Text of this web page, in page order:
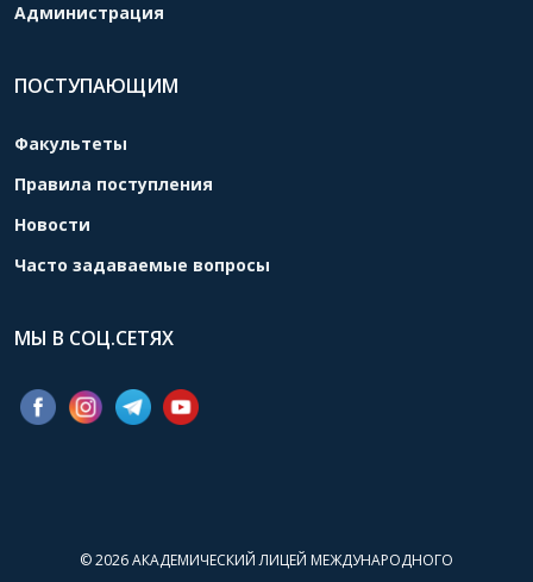
Администрация
ПОСТУПАЮЩИМ
Факультеты
Правила поступления
Новости
Часто задаваемые вопросы
МЫ В СОЦ.СЕТЯХ
© 2026АКАДЕМИЧЕСКИЙ ЛИЦЕЙ МЕЖДУНАРОДНОГО